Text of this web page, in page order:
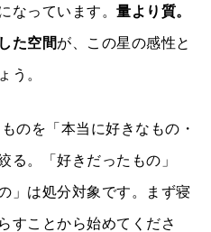
なっています。量より質。
た空間が、この星の感性と
う。
のを「本当に好きなもの・
る。「好きだったもの」
」は処分対象です。まず寝
すことから始めてくださ